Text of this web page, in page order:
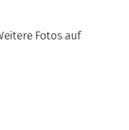
Fotos auf